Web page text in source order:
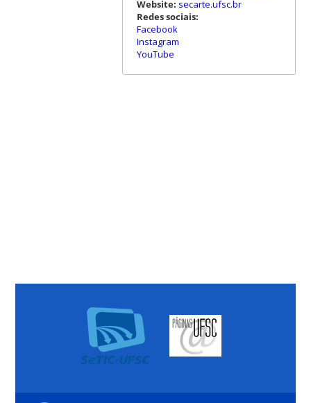
Website: secarte.ufsc.br
Redes sociais:
Facebook
Instagram
YouTube